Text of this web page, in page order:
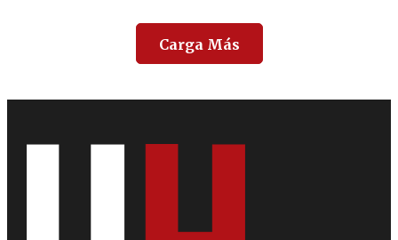
Carga Más